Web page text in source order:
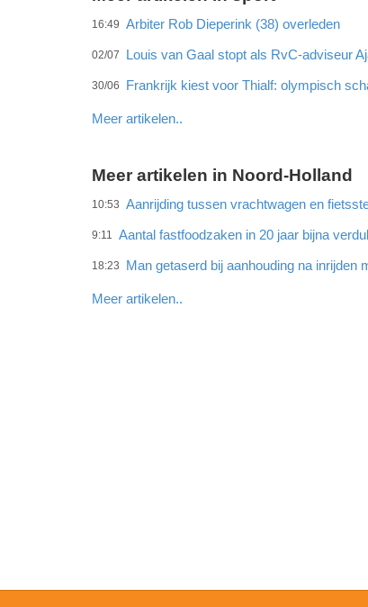
16:49 Arbiter Rob Dieperink (38) overleden
02/07 Louis van Gaal stopt als RvC-adviseur
30/06 Frankrijk kiest voor Thialf: olympisch
Meer artikelen..
Meer artikelen in Noord-Holland
10:53 Aanrijding tussen vrachtwagen en
9:11 Aantal fastfoodzaken in 20 jaar bijna
18:23 Man getaserd bij aanhouding na inrijden
Meer artikelen..